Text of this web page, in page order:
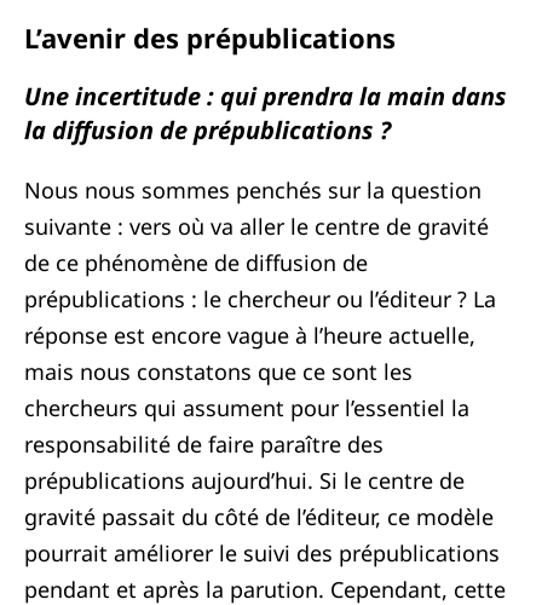
L’avenir des prépublications
Une incertitude : qui prendra la main dans
la diffusion de prépublications ?
Nous nous sommes penchés sur la question
suivante : vers où va aller le centre de gravité
de ce phénomène de diffusion de
prépublications : le chercheur ou l’éditeur ? La
réponse est encore vague à l’heure actuelle,
mais nous constatons que ce sont les
chercheurs qui assument pour l’essentiel la
responsabilité de faire paraître des
prépublications aujourd’hui. Si le centre de
gravité passait du côté de l’éditeur, ce modèle
pourrait améliorer le suivi des prépublications
pendant et après la parution. Cependant, cette